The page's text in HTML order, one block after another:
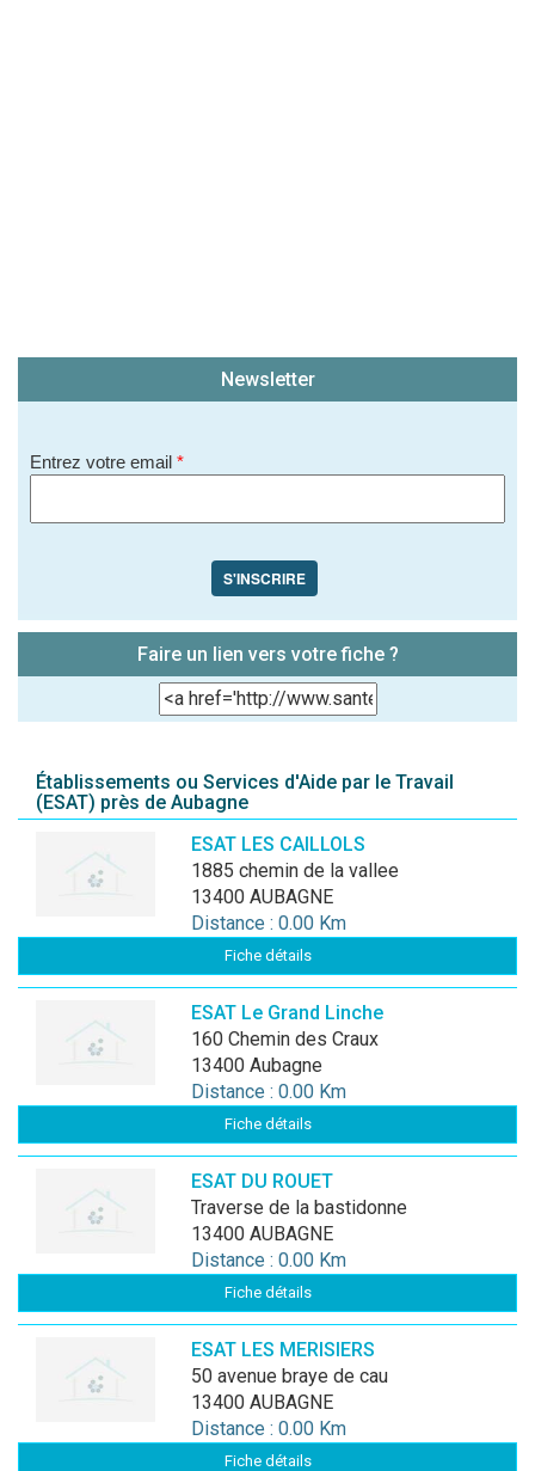
Newsletter
Entrez votre email *
S'INSCRIRE
Faire un lien vers votre fiche ?
Établissements ou Services d'Aide par le Travail
(ESAT) près de Aubagne
ESAT LES CAILLOLS
1885 chemin de la vallee
13400 AUBAGNE
Distance : 0.00 Km
Fiche détails
ESAT Le Grand Linche
160 Chemin des Craux
13400 Aubagne
Distance : 0.00 Km
Fiche détails
ESAT DU ROUET
traverse de la bastidonne
13400 AUBAGNE
Distance : 0.00 Km
Fiche détails
ESAT LES MERISIERS
50 avenue braye de cau
13400 AUBAGNE
Distance : 0.00 Km
Fiche détails